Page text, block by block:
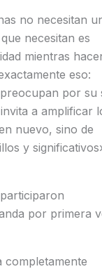
no necesitan
necesitan es
mientras
eso:
por su
a amplificar
nuevo, sino de
y
por primera
completamente